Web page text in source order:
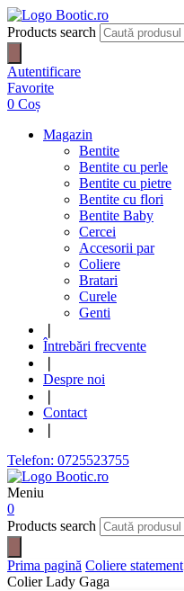
Products search
Autentificare
Favorite
0 Coș
Magazin
Bentite
Bentite cu perle
Bentite cu pietre
Bentite cu flori
Bentite Baby
Cercei
Accesorii par
Coliere
Bratari
Curele
Genti
Întrebări frecvente
Despre noi
Contact
Telefon: 0725523755
Meniu
0
Products search
Prima pagină Coliere statement
Colier Lady Gaga